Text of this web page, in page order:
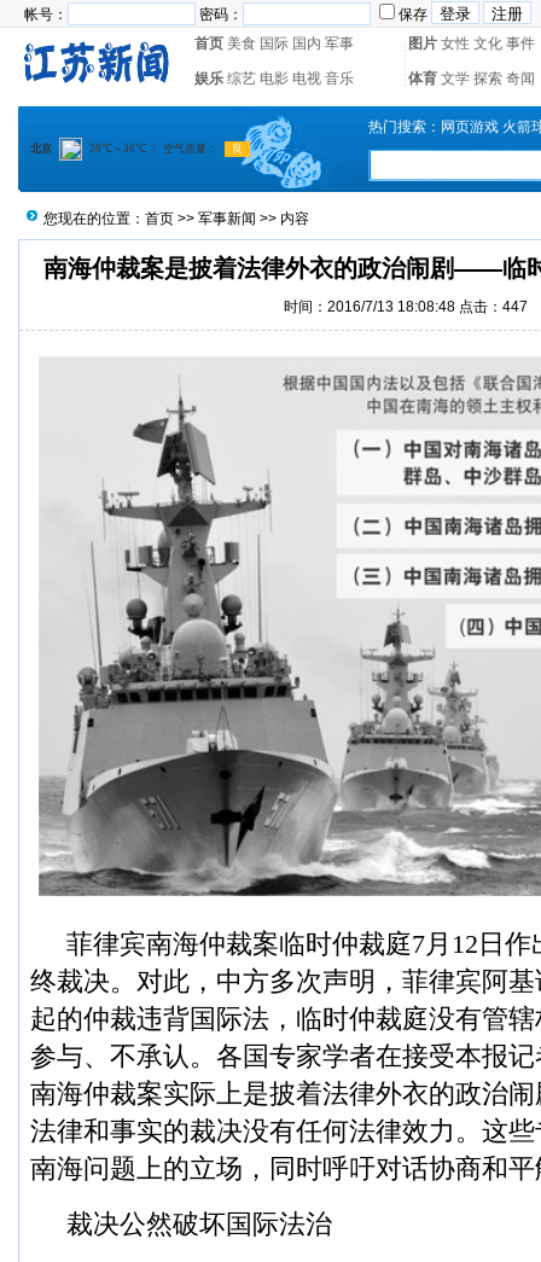
帐号： 密码：
保存
首页 美食 国际 国内 军事 图片 女性 文化 事件
娱乐 综艺 电影 电视 音乐 体育 文学 探索 奇闻
热门搜索： 网页游戏 火箭
您现在的位置： 首页 >> 军事新闻 >> 内容
南海仲裁案是披着法律外衣的政治闹剧——临
时间：2016/7/13 18:08:48 点击： 447
菲律宾南海仲裁案临时仲裁庭7月12日
终裁决。对此，中方多次声明，菲律宾阿
起的仲裁违背国际法，临时仲裁庭没有管
参与、不承认。各国专家学者在接受本报
南海仲裁案实际上是披着法律外衣的政治
法律和事实的裁决没有任何法律效力。这
南海问题上的立场，同时呼吁对话协商和
裁决公然破坏国际法治